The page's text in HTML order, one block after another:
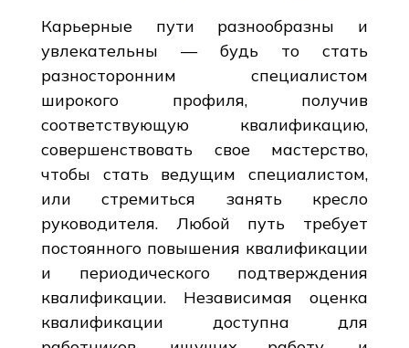
Карьерные пути разнообразны и
увлекательны — будь то стать
разносторонним специалистом
широкого профиля, получив
соответствующую квалификацию,
совершенствовать свое мастерство,
чтобы стать ведущим специалистом,
или стремиться занять кресло
руководителя. Любой путь требует
постоянного повышения квалификации
и периодического подтверждения
квалификации. Независимая оценка
квалификации доступна для